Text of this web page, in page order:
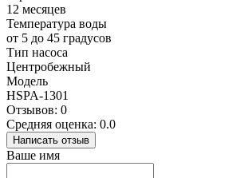
12 месяцев
Температура воды
от 5 до 45 градусов
Тип насоса
Центробежный
Модель
HSPA-1301
Отзывов: 0
Средняя оценка: 0.0
Написать отзыв
Ваше имя